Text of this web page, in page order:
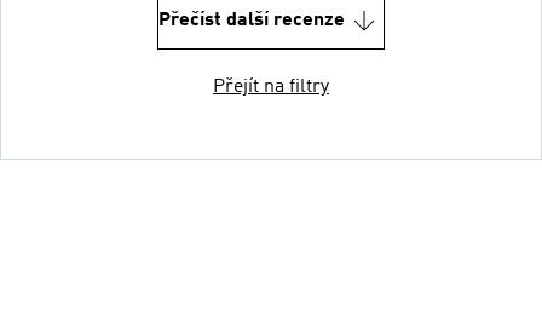
Přečíst další recenze
Přejít na filtry